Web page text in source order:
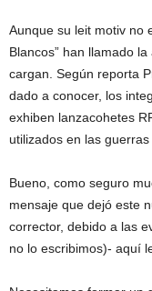
Aunque su leit motiv no
Blancos” han llamado
cargan. Según reporta
dado a conocer, los
exhiben lanzacohetes
utilizados en las
Bueno, como seguro
mensaje que dejó este
corrector, debido a las
no lo escribimos)- aquí